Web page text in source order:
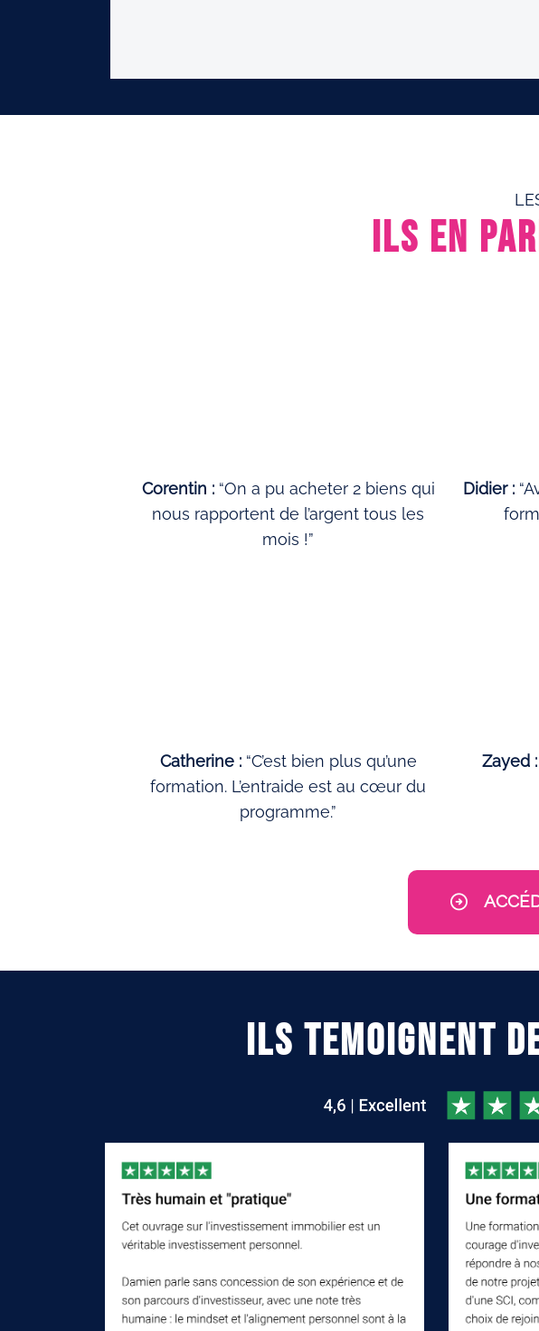
ILS EN
Corentin : “On a pu acheter 2 biens qui
nous rapportent de l’argent tous les
mois !”
Didier :
Catherine :“C’est bien plus qu’une
formation. L’entraide est au cœur du
programme.”
Zayed :
ILS TEMOIGNENT